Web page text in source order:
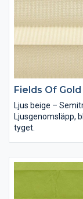
Fields Of Gold
Ljus beige –
Ljusgenomsläpp,
tyget.